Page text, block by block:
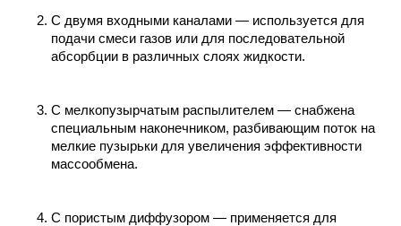
С двумя входными каналами — используется для
подачи смеси газов или для последовательной
абсорбции в различных слоях жидкости.
С мелкопузырчатым распылителем — снабжена
специальным наконечником, разбивающим поток на
мелкие пузырьки для увеличения эффективности
массообмена.
С пористым диффузором — применяется для